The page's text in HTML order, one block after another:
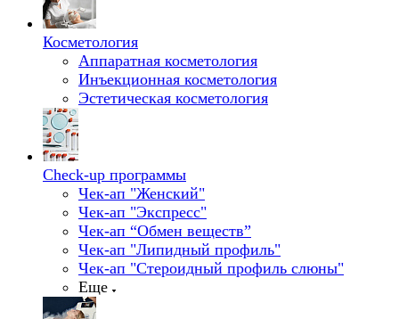
Косметология
Аппаратная косметология
Инъекционная косметология
Эстетическая косметология
Check-up программы
Чек-ап "Женский"
Чек-ап "Экспресс"
Чек-ап “Обмен веществ”
Чек-ап "Липидный профиль"
Чек-ап "Стероидный профиль слюны"
Еще